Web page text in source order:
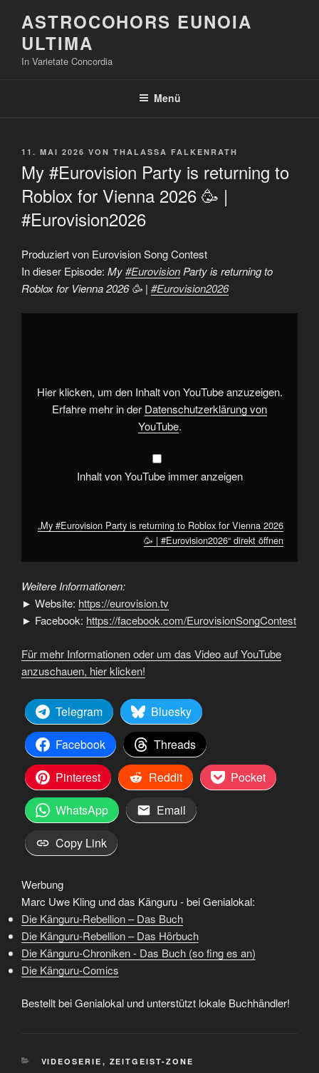
Inhalt
springen
ASTROCOHORS EUNOIA
ULTIMA
In Varietate Concordia
Menü
VERÖFFENTLICHT
11. MAI 2026 VON THALASSA FALKENRATH
My #Eurovision Party is returning to
Roblox for Vienna 2026 🥳 |
#Eurovision2026
Produziert von Eurovision Song Contest
In dieser Episode: My#EurovisionParty is returning to
Roblox for Vienna 2026 🥳 | #Eurovision2026
„My
Vienna
Hier klicken, um den Inhalt von YouTube anzuzeigen.
Erfahre mehr in der Datenschutzerklärung von
YouTube.
Inhalt von YouTube immer anzeigen
„My #Eurovision Party is returning to Roblox for Vienna 2026
🥳 | #Eurovision2026“ direkt öffnen
Weitere Informationen:
► Website: https://eurovision.tv
► Facebook: https://facebook.com/EurovisionSongContest
Für mehr Informationen oder um das Video auf YouTube
anzuschauen, hier klicken!
Telegram
Bluesky
Facebook
Threads
Pinterest
Reddit
Pocket
WhatsApp
Email
Copy Link
Werbung
Marc Uwe Kling und das Känguru - bei Genialokal:
Die Känguru-Rebellion – Das Buch
Die Känguru-Rebellion – Das Hörbuch
Die Känguru-Chroniken - Das Buch (so fing es an)
Die Känguru-Comics
Bestellt bei Genialokal und unterstützt lokale Buchhändler!
KATEGORIEN
VIDEOSERIE , ZEITGEIST-ZONE